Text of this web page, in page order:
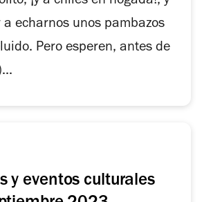
echarnos unos pambazos
Pero esperen, antes de
y eventos culturales